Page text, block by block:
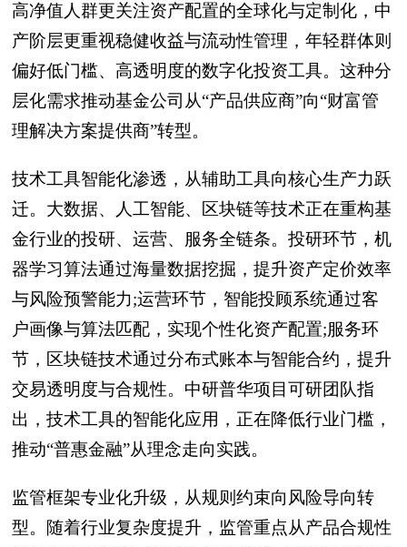
高净值人群更关注资产配置的全球化与定制化，中
产阶层更重视稳健收益与流动性管理，年轻群体则
偏好低门槛、高透明度的数字化投资工具。这种分
层化需求推动基金公司从“产品供应商”向“财富管
理解决方案提供商”转型。
技术工具智能化渗透，从辅助工具向核心生产力跃
迁。大数据、人工智能、区块链等技术正在重构基
金行业的投研、运营、服务全链条。投研环节，机
器学习算法通过海量数据挖掘，提升资产定价效率
与风险预警能力;运营环节，智能投顾系统通过客
户画像与算法匹配，实现个性化资产配置;服务环
节，区块链技术通过分布式账本与智能合约，提升
交易透明度与合规性。中研普华项目可研团队指
出，技术工具的智能化应用，正在降低行业门槛，
推动“普惠金融”从理念走向实践。
监管框架专业化升级，从规则约束向风险导向转
型。随着行业复杂度提升，监管重点从产品合规性